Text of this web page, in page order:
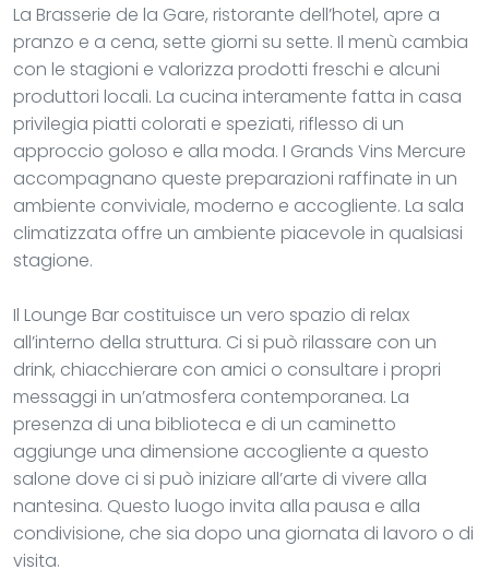
La Brasserie de la Gare, ristorante dell’hotel, apre a
pranzo e a cena, sette giorni su sette. Il menù cambia
con le stagioni e valorizza prodotti freschi e alcuni
produttori locali. La cucina interamente fatta in casa
privilegia piatti colorati e speziati, riflesso di un
approccio goloso e alla moda. I Grands Vins Mercure
accompagnano queste preparazioni raffinate in un
ambiente conviviale, moderno e accogliente. La sala
climatizzata offre un ambiente piacevole in qualsiasi
stagione.
Il Lounge Bar costituisce un vero spazio di relax
all’interno della struttura. Ci si può rilassare con un
drink, chiacchierare con amici o consultare i propri
messaggi in un’atmosfera contemporanea. La
presenza di una biblioteca e di un caminetto
aggiunge una dimensione accogliente a questo
salone dove ci si può iniziare all’arte di vivere alla
nantesina. Questo luogo invita alla pausa e alla
condivisione, che sia dopo una giornata di lavoro o di
visita.